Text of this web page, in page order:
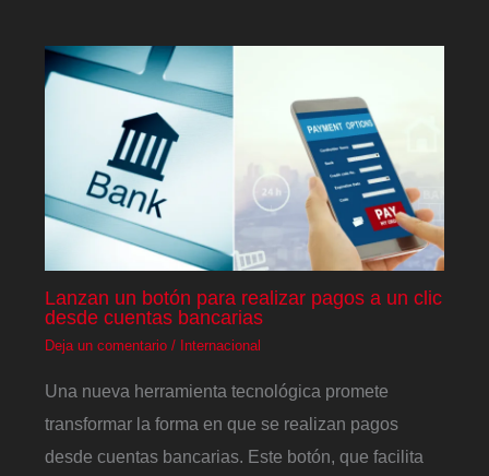
Lanzan un botón para realizar pagos a un clic
desde cuentas bancarias
Deja un comentario / Internacional
Una nueva herramienta tecnológica promete
transformar la forma en que se realizan pagos
desde cuentas bancarias. Este botón, que facilita